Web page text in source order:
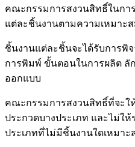
คณะกรรมการสงวนสิทธิ์ในกา
แต่ละชิ้นงานตามความเหมาะส
ชิ้นงานแต่ละชิ้นจะได้รับการ
การพิมพ์ ขั้นตอนในการผลิต ลั
ออกแบบ
คณะกรรมการสงวนสิทธิ์ที่จะใ
ประกวดบางประเภท และไม่ให้
ประเภทที่ไม่มีชิ้นงานใดเหมาะ